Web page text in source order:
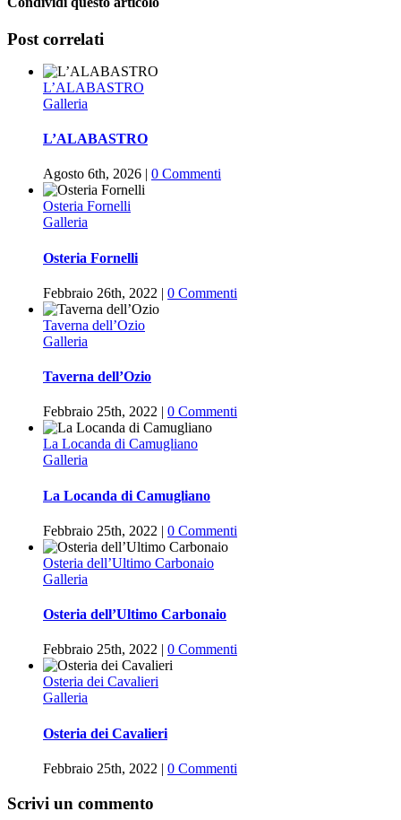
Facebook
Twitter
WhatsApp
Pinterest
Vk
Post correlati
L’ALABASTRO
Galleria
L’ALABASTRO
Agosto 6th, 2026 | 0 Commenti
Osteria Fornelli
Galleria
Osteria Fornelli
Febbraio 26th, 2022 | 0 Commenti
Taverna dell’Ozio
Galleria
Taverna dell’Ozio
Febbraio 25th, 2022 | 0 Commenti
La Locanda di Camugliano
Galleria
La Locanda di Camugliano
Febbraio 25th, 2022 | 0 Commenti
Osteria dell’Ultimo Carbonaio
Galleria
Osteria dell’Ultimo Carbonaio
Febbraio 25th, 2022 | 0 Commenti
Osteria dei Cavalieri
Galleria
Osteria dei Cavalieri
Febbraio 25th, 2022 | 0 Commenti
Scrivi un commento